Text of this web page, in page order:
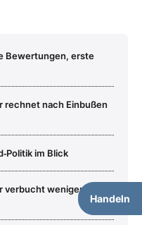
Handeln
Bewertungen, erste
rechnet nach Einbußen
im Blick
verbucht weniger